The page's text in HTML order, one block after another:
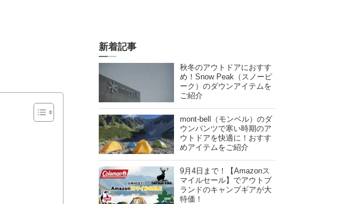
新着記事
秋冬のアウトドアにおすす
め！Snow Peak（スノーピ
ーク）のダウンアイテムを
ご紹介
mont-bell（モンベル）のダ
ウンパンツで寒い時期のア
ウトドアを快適に！おすす
めアイテムをご紹介
9月4日まで！【Amazonス
マイルセール】でアウトブ
ランドのキャンプギアが大
特価！